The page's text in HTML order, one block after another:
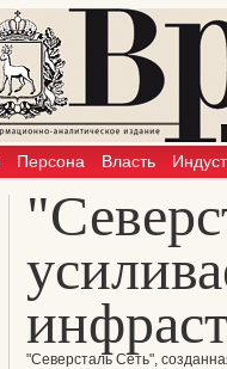
Персона Власть
"Северсталь Сеть",